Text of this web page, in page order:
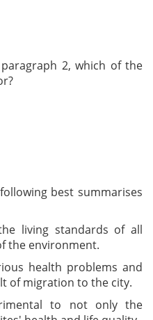
2, which of the
best summarises
living standards of all
the environment.
health problems and
of migration to the city.
to not only the